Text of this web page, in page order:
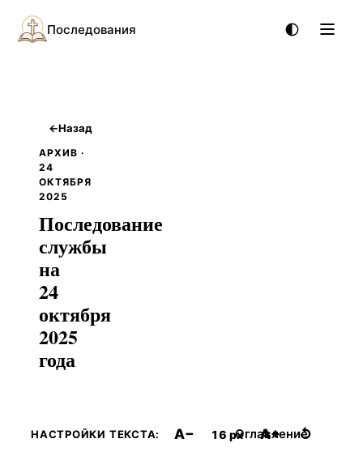
Последования
←Назад
АРХИВ ·
24
ОКТЯБРЯ
2025
Последование
службы
на
24
октября
2025
года
НАСТРОЙКИ ТЕКСТА: A− 16 px A+ ↺
Оглавление